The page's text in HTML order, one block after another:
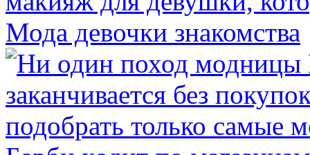
Мода девочки знакомства